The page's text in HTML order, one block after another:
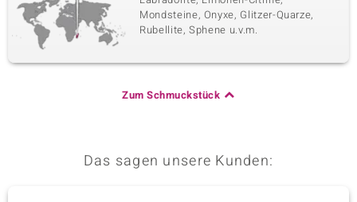
Mondsteine, Onyxe, Glitzer-Quarze,
Rubellite, Sphene u.v.m.
Zum Schmuckstück
Das sagen unsere Kunden: